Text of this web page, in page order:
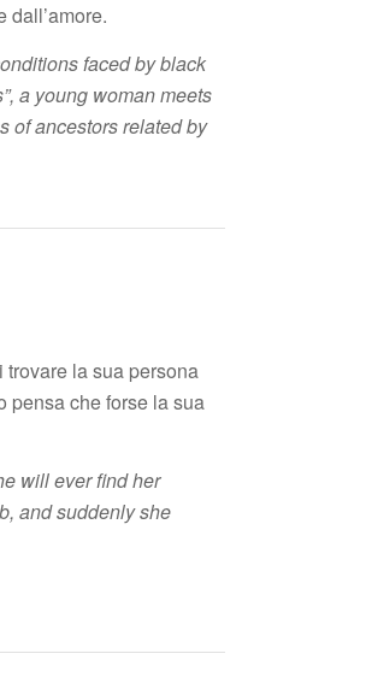
faced by black
a young woman meets
of ancestors related by
trovare la sua persona
pensa che forse la sua
will ever find her
and suddenly she